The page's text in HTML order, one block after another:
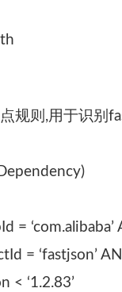
规则,用于识别
= ‘com.alibaba’
= ‘fastjson’
< ‘1.2.83’